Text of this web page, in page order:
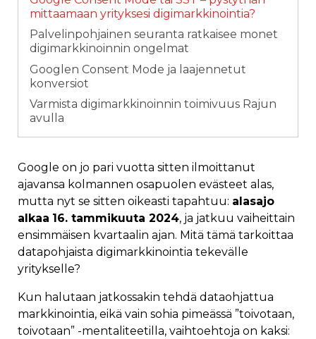
mittaamaan yrityksesi digimarkkinointia?
Palvelinpohjainen seuranta ratkaisee monet
digimarkkinoinnin ongelmat
Googlen Consent Mode ja laajennetut
konversiot
Varmista digimarkkinoinnin toimivuus Rajun
avulla
Google on jo pari vuotta sitten ilmoittanut
ajavansa kolmannen osapuolen evästeet alas,
mutta nyt se sitten oikeasti tapahtuu: alasajo
alkaa 16. tammikuuta 2024, ja jatkuu vaiheittain
ensimmäisen kvartaalin ajan. Mitä tämä tarkoittaa
datapohjaista digimarkkinointia tekevälle
yritykselle?
Kun halutaan jatkossakin tehdä dataohjattua
markkinointia, eikä vain sohia pimeässä ”toivotaan,
toivotaan” -mentaliteetilla, vaihtoehtoja on kaksi: